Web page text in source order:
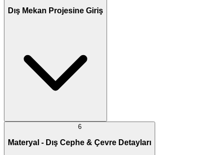
Dış Mekan Projesine Giriş
6
Materyal - Dış Cephe & Çevre Detayları